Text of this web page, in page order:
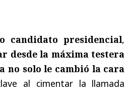
candidato presidencial,
desde la máxima testera
no solo le cambió la cara
al cimentar la llamada